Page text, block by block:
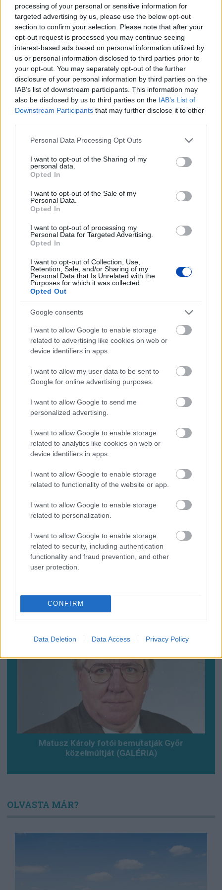
processing of your personal or sensitive information for
targeted advertising by us, please use the below opt-out
section to confirm your selection. Please note that after your
opt-out request is processed you may continue seeing
interest-based ads based on personal information utilized by
us or personal information disclosed to third parties prior to
your opt-out. You may separately opt-out of the further
disclosure of your personal information by third parties on the
IAB’s list of downstream participants. This information may
also be disclosed by us to third parties on the IAB’s List of
Downstream Participants that may further disclose it to other
Please note that this website/app uses one or more Google
not limited to your visit or usage behaviour. You may click to
grant or deny consent to Google and its third-party tags to
use your data for below specified purposes in below Google
consent section.
Personal Data Processing Opt Outs
I want to opt-out of the Sharing of my
personal data.
Opted In
I want to opt-out of the Sale of my
Personal Data.
Opted In
I want to opt-out of processing my
Personal Data for Targeted Advertising.
Opted In
I want to opt-out of Collection, Use,
Retention, Sale, and/or Sharing of my
Personal Data that Is Unrelated with the
Purposes for which it was collected.
Opted Out
Google consents
I want to allow Google to enable storage
related to advertising like cookies on web or
device identifiers in apps.
I want to allow my user data to be sent to
Google for online advertising purposes.
I want to allow Google to send me
personalized advertising.
I want to allow Google to enable storage
related to analytics like cookies on web or
device identifiers in apps.
I want to allow Google to enable storage
related to functionality of the website or app.
I want to allow Google to enable storage
related to personalization.
I want to allow Google to enable storage
related to security, including authentication
functionality and fraud prevention, and other
user protection.
CONFIRM
Data Deletion Data Access Privacy Policy
HAZA ÉS NAGYVILÁG
Megszerezhető az autópálya mellett kivágott
fa
Az oroszlánt egy régi ismerőse keresheti
meg váratlanul
LEGFRISSEBB GALÉRIÁK
Már látható jelei vannak az autópálya
A titkosított platformokat használó bűnözők is
elkaphatók (VIDEÓ+GALÉRIA)
gyakorlat volt (VDEÓ, GALÉRIA)
Matusz Károly fotói bemutatják Győr
közelmúltját (GALÉRIA)
OLVASTA MÁR?